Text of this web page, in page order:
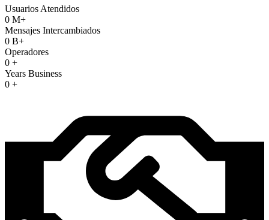
Usuarios Atendidos
0 M+
Mensajes Intercambiados
0 B+
Operadores
0 +
Years Business
0 +